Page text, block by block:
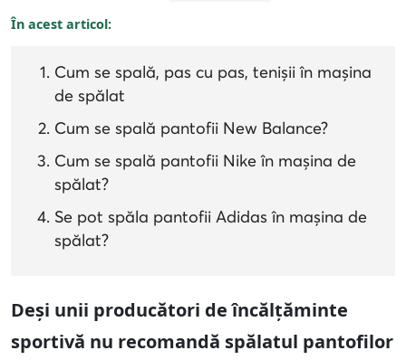
În acest articol:
Cum se spală, pas cu pas, tenișii în mașina
de spălat
Cum se spală pantofii New Balance?
Cum se spală pantofii Nike în mașina de
spălat?
Se pot spăla pantofii Adidas în mașina de
spălat?
Deși unii producători de încălțăminte
sportivă nu recomandă spălatul pantofilor